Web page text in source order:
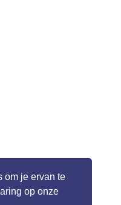
om je ervan te
op onze